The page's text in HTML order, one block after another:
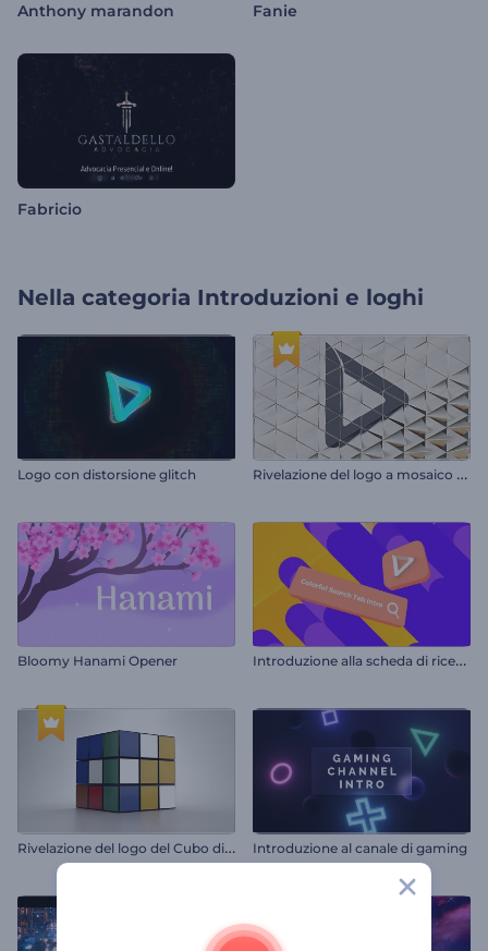
Anthony marandon Fanie
Fabricio
Nella categoria Introduzioni e loghi
Logo con distorsione glitch R
ivelazione del logo a mosaico 3D
Bloomy Hanami Opener I
ntroduzione alla scheda di ricerca colorata
R
ivelazione del logo del Cubo di Rubik Introduzione al canale di gaming